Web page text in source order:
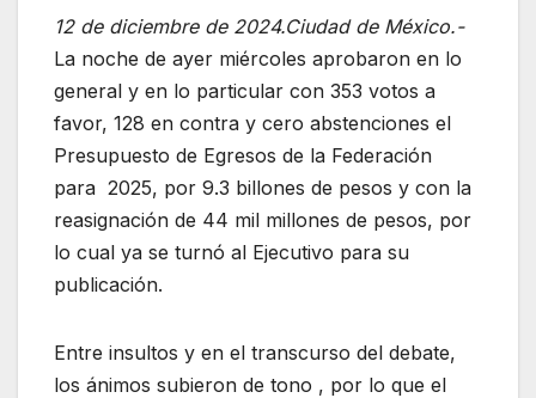
12 de diciembre de 2024.Ciudad de México.-
La noche de ayer miércoles aprobaron en lo
general y en lo particular con 353 votos a
favor, 128 en contra y cero abstenciones el
Presupuesto de Egresos de la Federación
para 2025, por 9.3 billones de pesos y con la
reasignación de 44 mil millones de pesos, por
lo cual ya se turnó al Ejecutivo para su
publicación.
Entre insultos y en el transcurso del debate,
los ánimos subieron de tono , por lo que el